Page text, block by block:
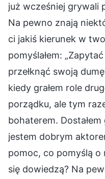
już wcześniej grywali
Na pewno znają
ci jakiś kierunek w
pomyślałem:
przełknąć swoją
kiedy grałem role
porządku, ale tym
bohaterem.
jestem dobrym
pomoc, co pomyślą o
się dowiedzą? Na